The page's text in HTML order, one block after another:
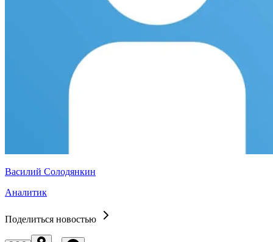
Василий Солодянкин
Аналитик
Поделиться новостью